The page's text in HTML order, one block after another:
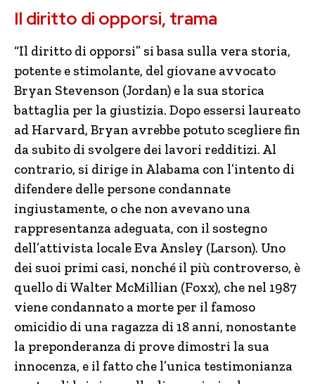
Il diritto di opporsi, trama
“Il diritto di opporsi” si basa sulla vera storia,
potente e stimolante, del giovane avvocato
Bryan Stevenson (Jordan) e la sua storica
battaglia per la giustizia. Dopo essersi laureato
ad Harvard, Bryan avrebbe potuto scegliere fin
da subito di svolgere dei lavori redditizi. Al
contrario, si dirige in Alabama con l’intento di
difendere delle persone condannate
ingiustamente, o che non avevano una
rappresentanza adeguata, con il sostegno
dell’attivista locale Eva Ansley (Larson). Uno
dei suoi primi casi, nonché il più controverso, è
quello di Walter McMillian (Foxx), che nel 1987
viene condannato a morte per il famoso
omicidio di una ragazza di 18 anni, nonostante
la preponderanza di prove dimostri la sua
innocenza, e il fatto che l’unica testimonianza